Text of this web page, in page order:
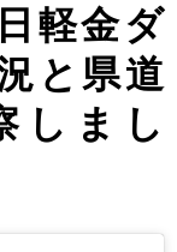
軽金ダ
と県道
しまし